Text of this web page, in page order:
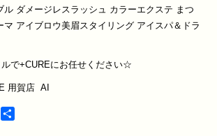
ル ダメージレスラッシュ カラーエクステ まつ
マ アイブロウ美眉スタイリング アイスパ＆ドラ
で+CUREにお任せください☆
用賀店 AI
Pinterest